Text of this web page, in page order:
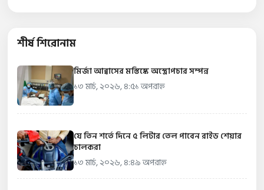
শীর্ষ শিরোনাম
মির্জা আব্বাসের মস্তিষ্কে অস্ত্রোপচার সম্পন্ন
১৩ মার্চ, ২০২৬, ৪:৫১ অপরাহ্ন
যে তিন শর্তে দিনে ৫ লিটার তেল পাবেন রাইড শেয়ার
চালকরা
১৩ মার্চ, ২০২৬, ৪:৪৯ অপরাহ্ন